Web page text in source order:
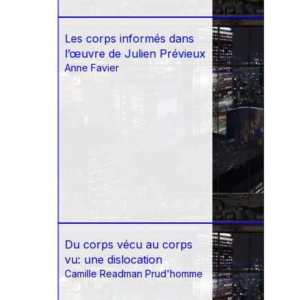
Les corps informés dans
l’œuvre de Julien Prévieux
Anne Favier
Du corps vécu au corps
vu: une dislocation
Camille Readman Prud'homme